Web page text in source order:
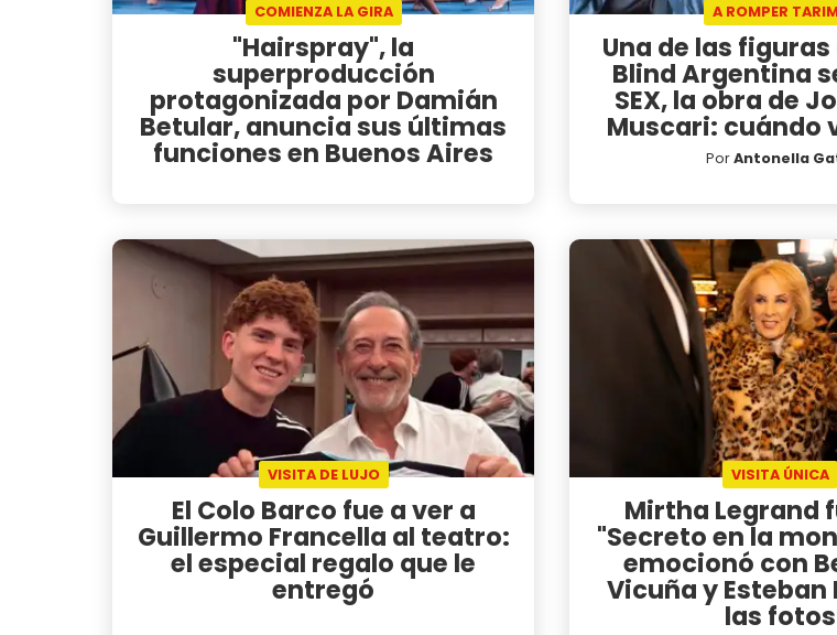
COMIENZA LA GIRA
"Hairspray", la
superproducción
protagonizada por Damián
Betular, anuncia sus últimas
funciones en Buenos Aires
A ROMPER
Una de las figuras
Blind Argentina
SEX, la obra de
Muscari: cuándo
PorAntonella
VISITA DE LUJO
El Colo Barco fue a ver a
Guillermo Francella al teatro:
el especial regalo que le
entregó
VISITA ÚNICA
Mirtha Legrand
"Secreto en la
emocionó con
Vicuña y Esteban
las fotos